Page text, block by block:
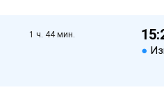
1 ч. 44 мин.
●